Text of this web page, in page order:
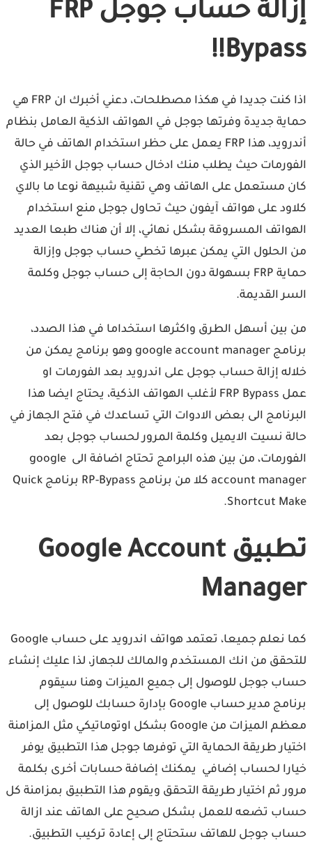
إزالة حساب جوجل FRP
Bypass!!
اذا كنت جديدا في هكذا مصطلحات، دعني أخبرك ان FRP هي
حماية جديدة وفرتها جوجل في الهواتف الذكية العامل بنظام
أندرويد، هذا FRP يعمل على حظر استخدام الهاتف في حالة
الفورمات حيث يطلب منك ادخال حساب جوجل الأخير الذي
كان مستعمل على الهاتف وهي تقنية شبيهة نوعا ما بالاي
كلاود على هواتف آيفون حيث تحاول جوجل منع استخدام
الهواتف المسروقة بشكل نهائي، إلا أن هناك طبعا العديد
من الحلول التي يمكن عبرها تخطي حساب جوجل وإزالة
حماية FRP بسهولة دون الحاجة إلى حساب جوجل وكلمة
السر القديمة.
من بين أسهل الطرق واكثرها استخداما في هذا الصدد،
برنامج google account manager وهو برنامج يمكن من
خلاله إزالة حساب جوجل على اندرويد بعد الفورمات او
عمل FRP Bypass لأغلب الهواتف الذكية، يحتاج ايضا هذا
البرنامج الى بعض الادوات التي تساعدك في فتح الجهاز في
حالة نسيت الايميل وكلمة المرور لحساب جوجل بعد
الفورمات، من بين هذه البرامج تحتاج اضافة الى google
account manager كلا من برنامج RP-Bypass برنامج Quick
Shortcut Make.
تطبيق Google Account
Manager
كما نعلم جميعا، تعتمد هواتف اندرويد على حساب Google
للتحقق من انك المستخدم والمالك للجهاز، لذا عليك إنشاء
حساب جوجل للوصول إلى جميع الميزات وهنا سيقوم
برنامج مدير حساب Google بإدارة حسابك للوصول إلى
معظم الميزات من Google بشكل اوتوماتيكي مثل المزامنة
اختيار طريقة الحماية التي توفرها جوجل هذا التطبيق يوفر
خيارا لحساب إضافي يمكنك إضافة حسابات أخرى بكلمة
مرور ثم اختيار طريقة التحقق ويقوم هذا التطبيق بمزامنة كل
حساب تضعه للعمل بشكل صحيح على الهاتف عند ازالة
حساب جوجل للهاتف ستحتاج إلى إعادة تركيب التطبيق.